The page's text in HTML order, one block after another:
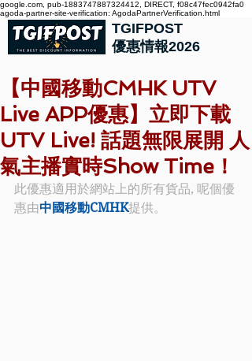
google.com, pub-1883747887324412, DIRECT, f08c47fec0942fa0
agoda-partner-site-verification: AgodaPartnerVerification.html
TGIFPOST
優惠情報2026
【中國移動CMHK UTV
Live APP優惠】立即下載
UTV Live! 話題無限展開 人
氣主播實時Show Time！
此優惠適用於網站上的所有貨品, 呢個優
惠由中國移動CMHK提供。